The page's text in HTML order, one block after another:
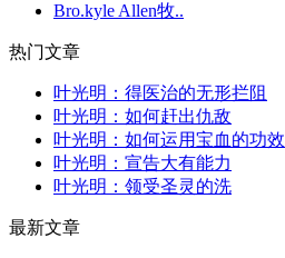
Bro.kyle Allen牧..
热门文章
叶光明：得医治的无形拦阻
叶光明：如何赶出仇敌
叶光明：如何运用宝血的功效
叶光明：宣告大有能力
叶光明：领受圣灵的洗
最新文章